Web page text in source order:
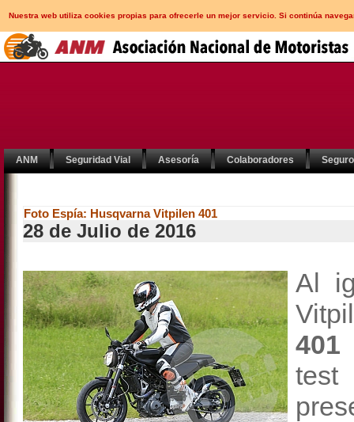
Nuestra web utiliza cookies propias para ofrecerle un mejor servicio. Si continúa
ANM Seguridad Vial Asesoría Colaboradores
Foto Espía: Husqvarna Vitpilen 401
28 de Julio de 2016
Al
401